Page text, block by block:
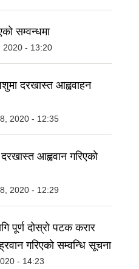
सम्वन्धमा
2020 - 13:20
दरखास्त आह्ववाहन
2020 - 12:35
आह्ववान गरिएकाे
2020 - 12:29
पूर्ण दाेस्राे पटक करार
गरिएकाे सम्वन्धि सूचना
- 14:23